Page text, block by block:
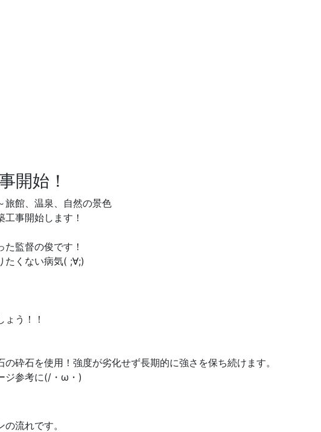
開始！
旅館、温泉、自然の景色
事開始します！
監督の俊です！
たくない病気( ;∀;)
う！！
砕石を使用！強度が劣化せず長期的に強さを保ち続けます。
ジ参考に(/・ω・)
流れです。